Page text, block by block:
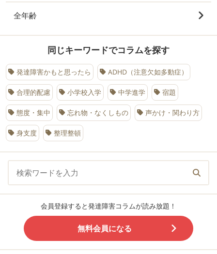
全年齢
同じキーワードでコラムを探す
発達障害かもと思ったら ADHD（注意欠如多動症）
合理的配慮 小学校入学 中学進学 宿題
態度・集中 忘れ物・なくしもの 声かけ・関わり方
身支度 整理整頓
会員登録すると発達障害コラムが読み放題！
無料会員になる